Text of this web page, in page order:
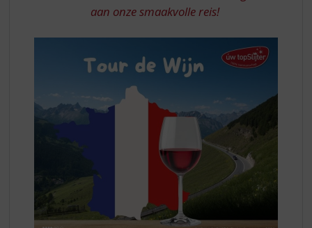
aan onze smaakvolle reis!